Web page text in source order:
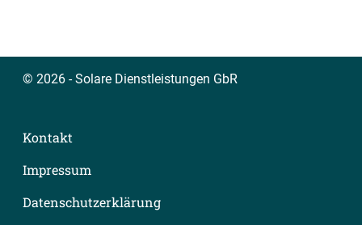
© 2026 - Solare Dienstleistungen GbR
Kontakt
Impressum
Datenschutzerklärung